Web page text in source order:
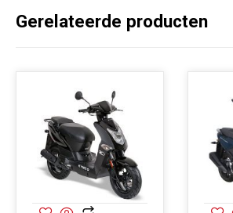
Gerelateerde producten